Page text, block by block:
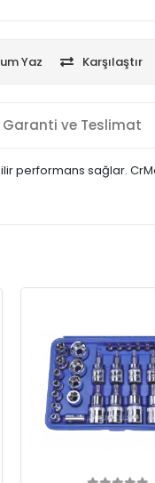
Yaz Karşılaştır
Garanti ve Teslimat
performans sağlar.